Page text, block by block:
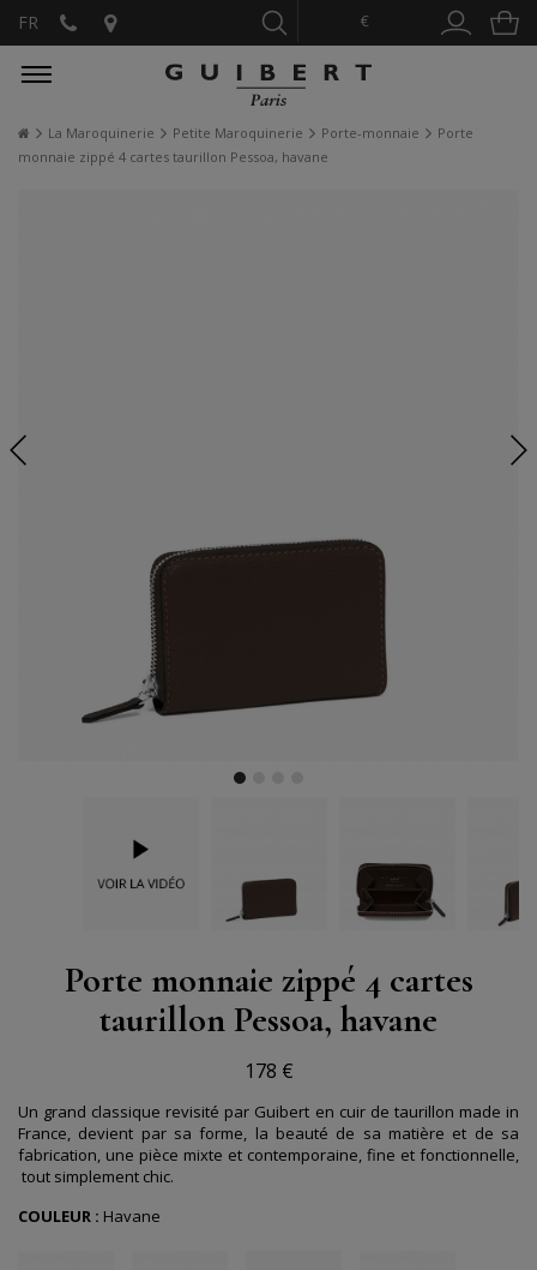
€
FR
La Maroquinerie Petite Maroquinerie Porte-monnaie
Porte
monnaie zippé 4 cartes taurillon Pessoa, havane
Porte monnaie zippé 4 cartes
taurillon Pessoa, havane
178 €
Un grand classique revisité par Guibert en cuir de taurillon made in
France, devient par sa forme, la beauté de sa matière et de sa
fabrication, une pièce mixte et contemporaine, fine et fonctionnelle,
tout simplement chic.
COULEUR : Havane